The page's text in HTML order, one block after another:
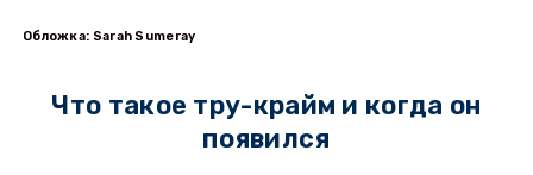
Обложка: Sarah Sumeray
Что такое тру-крайм и когда он
появился